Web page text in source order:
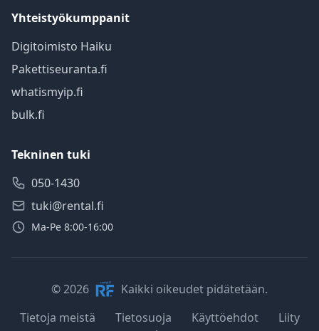
Yhteistyökumppanit
Digitoimisto Haiku
Pakettiseuranta.fi
whatismyip.fi
bulk.fi
Tekninen tuki
050-1430
tuki@rental.fi
Ma-Pe 8:00-16:00
© 2026
Kaikki oikeudet pidätetään.
Tietoja meistä
Tietosuoja Käyttöehdot
Liity